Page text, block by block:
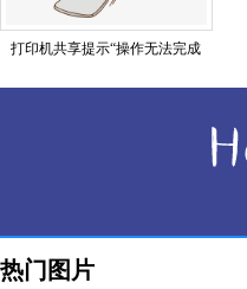
打印机共享提示“操作无法完成
热门图片